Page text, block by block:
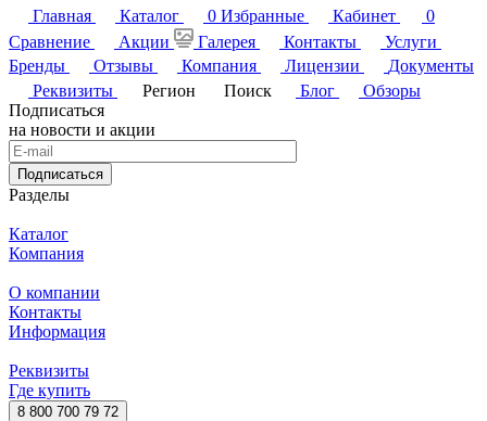
Главная
Каталог 0 Избранные Кабинет
0
Сравнение
Акции Галерея Контакты
Услуги
Бренды
Отзывы Компания Лицензии
Документы
Реквизиты
Регион Поиск Блог
Обзоры
Подписаться
на новости и акции
Подписаться
Разделы
Каталог
Компания
О компании
Контакты
Информация
Реквизиты
Где купить
8 800 700 79 72